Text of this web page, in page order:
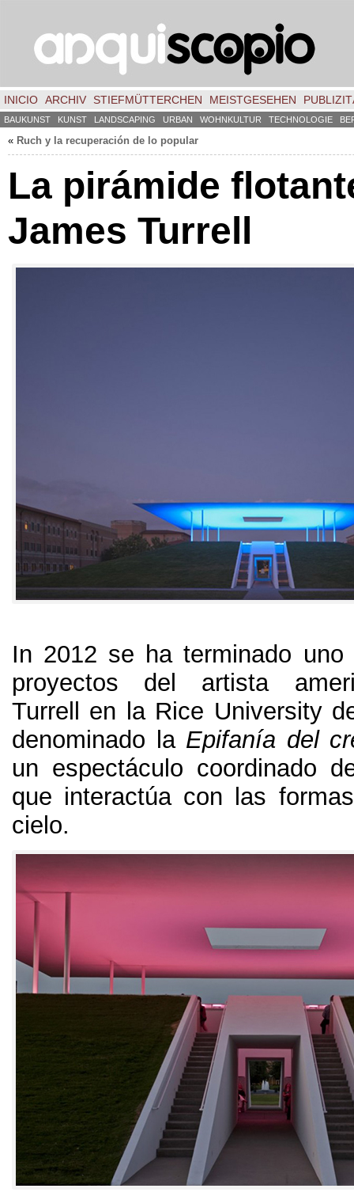
INICIO ARCHIV STIEFMÜTTERCHEN MEISTGESEHEN
BAUKUNST KUNST LANDSCAPING URBAN WOHNKULTUR TECHNOLOGIE
« Ruch y la recuperación de lo popular
La pirámide
James Turrell
In 2012 se ha terminado
proyectos del artista
Turrell en la Rice University
denominado la Epifanía del
un espectáculo coordinado
que interactúa con las
cielo.